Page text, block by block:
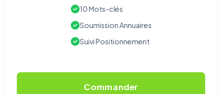
10 Mots-clés
Soumission Annuaires
Suivi Positionnement
Commander